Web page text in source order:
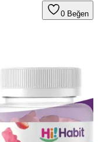
0 Beğen